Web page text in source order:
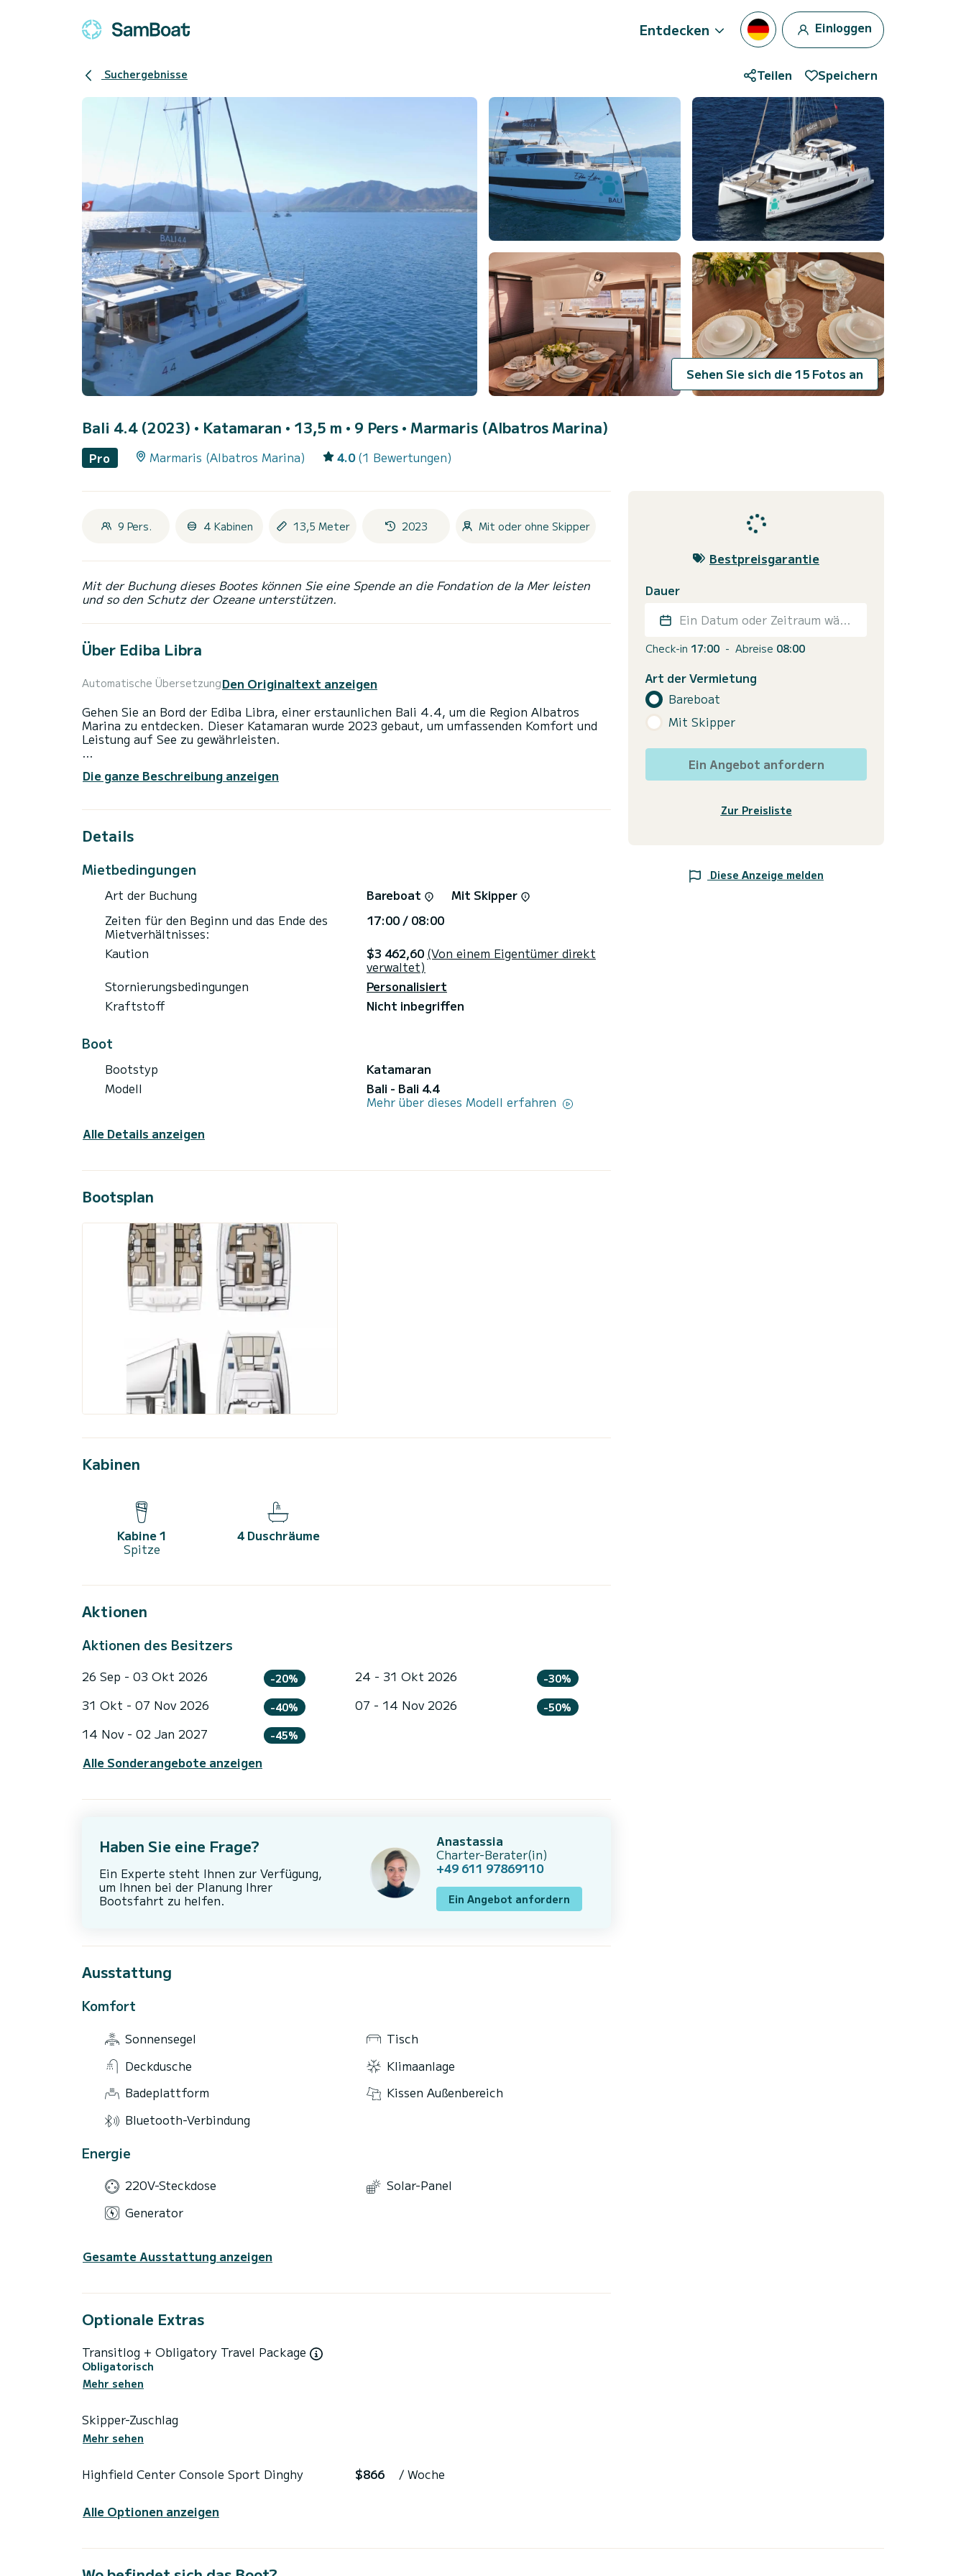
Entdecken Einloggen
Suchergebnisse Teilen Speichern
Sehen Sie sich die 15 Fotos an
Bali 4.4 (2023) • Katamaran • 13,5 m • 9 Pers • Marmaris (Albatros Marina)
Pro Marmaris (Albatros Marina) 4.0 (1 Bewertungen)
9 Pers. 4 Kabinen 13,5 Meter 2023 Mit oder ohne Skipper
Mit der Buchung dieses Bootes können Sie eine Spende an die Fondation de la Mer leisten
und so den Schutz der Ozeane unterstützen.
Über Ediba Libra
Automatische ÜbersetzungDen Originaltext anzeigen
Gehen Sie an Bord der Ediba Libra, einer erstaunlichen Bali 4.4, um die Region Albatros
Marina zu entdecken. Dieser Katamaran wurde 2023 gebaut, um umfassenden Komfort und
Leistung auf See zu gewährleisten.
Mit einer Gesamtlänge von 14 Metern und 114 PS wird es Ihr bester Freund sein, wenn Sie
Wassermacher, Badeplattform, Bluetooth-Verbindung, Geschirrspüler.
Wir laden Sie ein, direkt über die Plattform ein Angebot anzufordern. Wir werden uns mit
Die ganze Beschreibung anzeigen
Details
Mietbedingungen
Art der Buchung Bareboat
Mit Skipper
Zeiten für den Beginn und das Ende des
Mietverhältnisses:
17:00 / 08:00
Kaution
$3 462,60 (Von einem Eigentümer direkt
verwaltet)
Stornierungsbedingungen
Personalisiert
Kraftstoff
Nicht inbegriffen
Boot
Bootstyp
Katamaran
Modell
Bali - Bali 4.4
Mehr über dieses Modell erfahren
Alle Details anzeigen
Bootsplan
Kabinen
Kabine 1
Spitze
4 Duschräume
Aktionen
Aktionen des Besitzers
26 Sep - 03 Okt 2026 -20% 24 - 31 Okt 2026 -30%
31 Okt - 07 Nov 2026 -40% 07 - 14 Nov 2026 -50%
14 Nov - 02 Jan 2027 -45%
Alle Sonderangebote anzeigen
Haben Sie eine Frage?
Ein Experte steht Ihnen zur Verfügung,
um Ihnen bei der Planung Ihrer
Bootsfahrt zu helfen.
Anastassia
Charter-Berater(in)
+49 611 97869110
Ein Angebot anfordern
Ausstattung
Komfort
Sonnensegel
Tisch
Deckdusche
Klimaanlage
Badeplattform
Kissen Außenbereich
Bluetooth-Verbindung
Energie
220V-Steckdose
Solar-Panel
Generator
Gesamte Ausstattung anzeigen
Optionale Extras
Transitlog + Obligatory Travel Package
Obligatorisch
Mehr sehen
Skipper-Zuschlag
Mehr sehen
Highfield Center Console Sport Dinghy $866 / Woche
Alle Optionen anzeigen
Bestpreisgarantie
Dauer
Ein Datum oder Zeitraum wählen
Check-in 17:00 - Abreise 08:00
Art der Vermietung
Bareboat
Mit Skipper
Ein Angebot anfordern
Zur Preisliste
Diese Anzeige melden